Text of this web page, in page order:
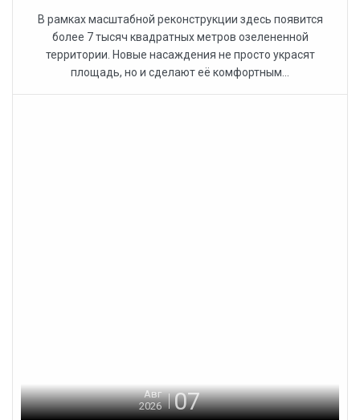
В рамках масштабной реконструкции здесь появится
более 7 тысяч квадратных метров озелененной
территории. Новые насаждения не просто украсят
площадь, но и сделают её комфортным...
Авг
2026
07